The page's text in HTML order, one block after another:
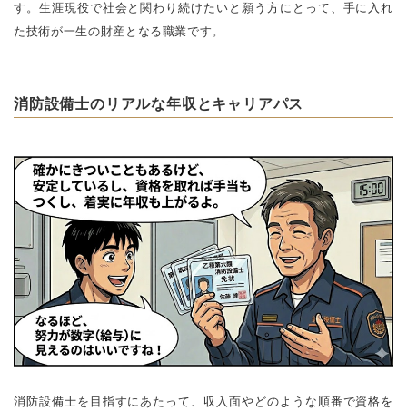
す。生涯現役で社会と関わり続けたいと願う方にとって、手に入れ
た技術が一生の財産となる職業です。
消防設備士のリアルな年収とキャリアパス
消防設備士を目指すにあたって、収入面やどのような順番で資格を